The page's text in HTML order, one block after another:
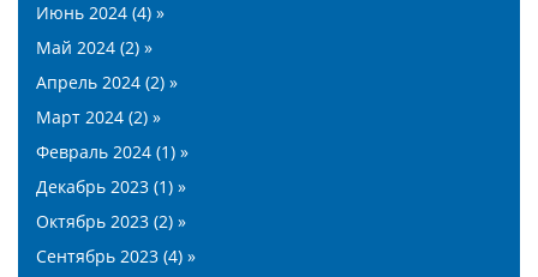
Июнь 2024 (4) »
Май 2024 (2) »
Апрель 2024 (2) »
Март 2024 (2) »
Февраль 2024 (1) »
Декабрь 2023 (1) »
Октябрь 2023 (2) »
Сентябрь 2023 (4) »